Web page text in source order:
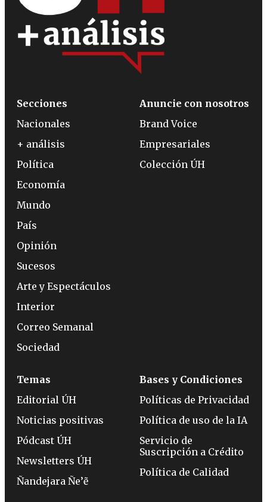
Secciones
Nacionales
+ análisis
Política
Economía
Mundo
País
Opinión
Sucesos
Arte y Espectáculos
Interior
Correo Semanal
Sociedad
Anuncie con nosotros
Brand Voice
Empresariales
Colección ÚH
Temas
Editorial ÚH
Noticias positivas
Pódcast ÚH
Newsletters ÚH
Ñandejara Ñe’ẽ
Bases y Condiciones
Políticas de Privacidad
Política de uso de la IA
Servicio de
Suscripción a Crédito
Política de Calidad